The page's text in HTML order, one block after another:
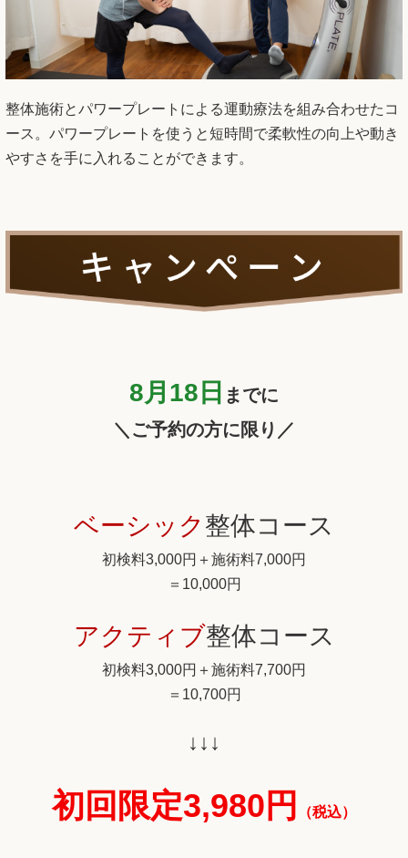
整体施術とパワープレートによる運動療法を組み合わせたコ
ース。パワープレートを使うと短時間で柔軟性の向上や動き
やすさを手に入れることができます。
8月18 日 までに
＼ご予約の方に限り／
ベーシック 整体コース
初検料3,000円＋施術料7,000円
＝10,000円
アクティブ整体コース
初検料3,000円＋施術料7,700円
＝10,700円
↓↓↓
初回限定3,980円 （税込）